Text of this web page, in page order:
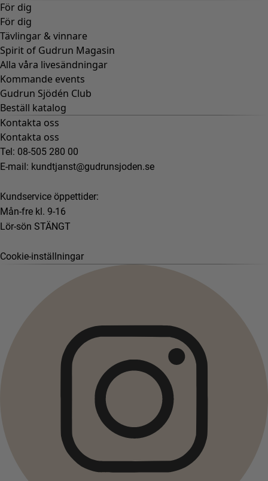
För dig
För dig
Tävlingar & vinnare
Spirit of Gudrun Magasin
Alla våra livesändningar
Kommande events
Gudrun Sjödén Club
Beställ katalog
Kontakta oss
Kontakta oss
Tel: 08-505 280 00
E-mail: kundtjanst@gudrunsjoden.se
Kundservice öppettider:
Mån-fre kl. 9-16
Lör-sön STÄNGT
Cookie-inställningar